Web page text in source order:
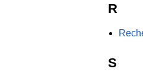
R
S